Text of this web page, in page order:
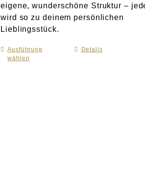
eigene, wunderschöne Struktur –
wird so zu deinem persönlichen
Lieblingsstück.
Ausführung
wählen
Dieses
Details